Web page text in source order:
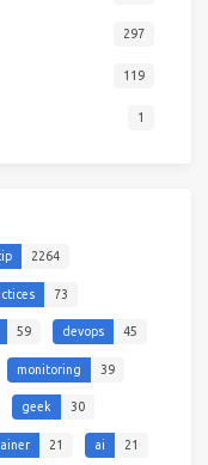
297
119
1
2264
73
59 devops 45
monitoring 39
geek 30
21 ai 21